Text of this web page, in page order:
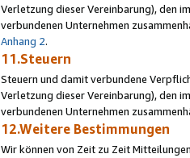
Verletzung dieser Vereinbarung), den
verbundenen Unternehmen
Anhang 2.
11.Steuern
Steuern und damit verbundene
Verletzung dieser Vereinbarung), den
verbundenen Unternehmen
12.Weitere Bestimmungen
Wir können von Zeit zu Zeit